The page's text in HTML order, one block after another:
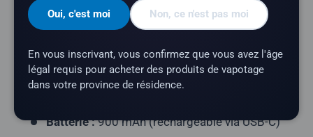
Teneur en nicotine :20 mg/ml
melon, glace
Résistance de la résistance :
Batterie :900 mAh (rechargeable via USB-C)
Oui, c'est moi Non, ce n'est pas moi
En vous inscrivant, vous confirmez que vous avez l'âge
légal requis pour acheter des produits de vapotage
dans votre province de résidence.